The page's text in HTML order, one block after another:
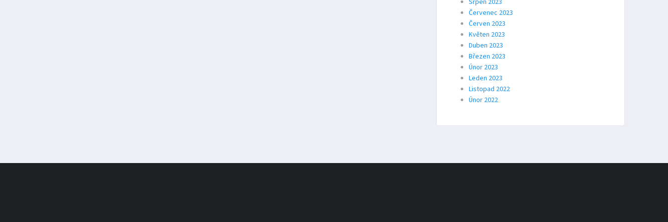
Srpen 2023
Červenec 2023
Červen 2023
Květen 2023
Duben 2023
Březen 2023
Únor 2023
Leden 2023
Listopad 2022
Únor 2022